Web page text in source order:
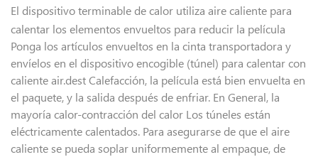
El dispositivo terminable de calor utiliza aire caliente para
calentar los elementos envueltos para reducir la película
Ponga los artículos envueltos en la cinta transportadora y
envíelos en el dispositivo encogible (túnel) para calentar con
caliente air.dest Calefacción, la película está bien envuelta en
el paquete, y la salida después de enfriar. En General, la
mayoría calor-contracción del calor Los túneles están
eléctricamente calentados. Para asegurarse de que el aire
caliente se pueda soplar uniformemente al empaque, de